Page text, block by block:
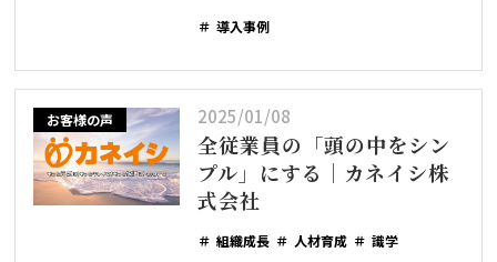
導入事例
お客様の声 2025/01/08
全従業員の「頭の中をシン
プル」にする｜カネイシ株
式会社
組織成長 人材育成 識学